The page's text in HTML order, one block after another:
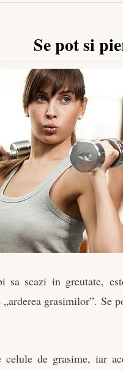
Se pot si
scazi in greutate,
grasimilor”. Se
de grasime, iar